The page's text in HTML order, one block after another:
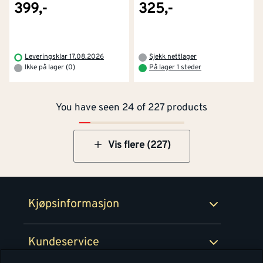
399,-
Leveringsklar 17.08.2026
Ikke på lager (0)
325,-
Sjekk nettlager
På lager 1 steder
You have seen 24 of 227 products
Vis flere (227)
Kjøpsinformasjon
Betaling
Retur- og angrerettsskjema
Kundeservice
Medlemsavtaler
Om Montér
Personvern
Våre kjøkkensentre